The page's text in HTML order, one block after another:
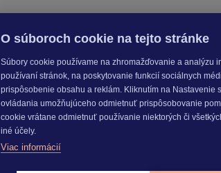
O súboroch cookie na tejto stránke
Súbory cookie používame na zhromažďovanie a analýzu
používaní stránok, na poskytovanie funkcií sociálnych
prispôsobenie obsahu a reklám. Kliknutím na Nastavenie
ovládania umožňujúceho odmietnuť prispôsobovanie
cookie vrátane odmietnuť používanie niektorých či
iné účely.
Viac informácií